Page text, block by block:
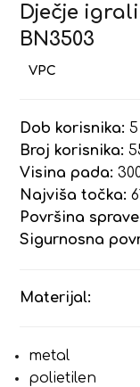
Dječje
BN3503
Dob korisnika:
Broj korisnika:
Visina pada:
Najviša točka:
Površina
Sigurnosna
Materijal:
metal
polietilen